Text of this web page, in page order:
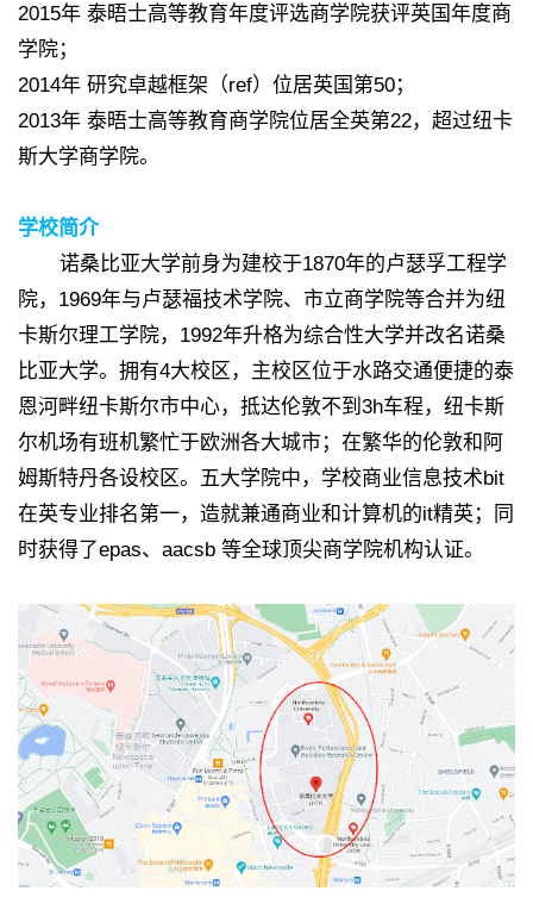
2015年 泰晤士高等教育年度评选商学院获评英国年度商
学院；
2014年 研究卓越框架（ref）位居英国第50；
2013年 泰晤士高等教育商学院位居全英第22，超过纽卡
斯大学商学院。
学校简介
诺桑比亚大学前身为建校于1870年的卢瑟孚工程学
院，1969年与卢瑟福技术学院、市立商学院等合并为纽
卡斯尔理工学院，1992年升格为综合性大学并改名诺桑
比亚大学。拥有4大校区，主校区位于水路交通便捷的泰
恩河畔纽卡斯尔市中心，抵达伦敦不到3h车程，纽卡斯
尔机场有班机繁忙于欧洲各大城市；在繁华的伦敦和阿
姆斯特丹各设校区。五大学院中，学校商业信息技术bit
在英专业排名第一，造就兼通商业和计算机的it精英；同
时获得了epas、aacsb 等全球顶尖商学院机构认证。